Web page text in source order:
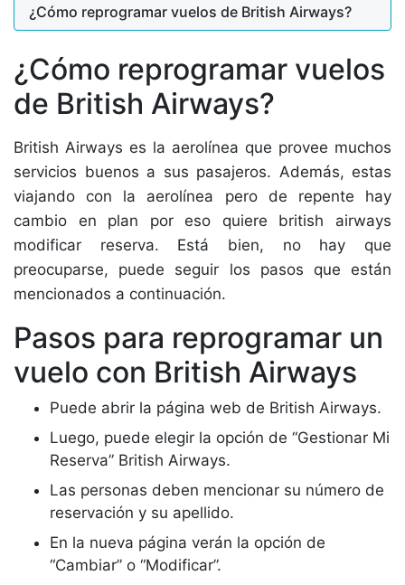
¿Cómo reprogramar vuelos de British Airways?
¿Cómo reprogramar vuelos
de British Airways?
British Airways es la aerolínea que provee muchos
servicios buenos a sus pasajeros. Además, estas
viajando con la aerolínea pero de repente hay
cambio en plan por eso quiere british airways
modificar reserva. Está bien, no hay que
preocuparse, puede seguir los pasos que están
mencionados a continuación.
Pasos para reprogramar un
vuelo con British Airways
Puede abrir la página web de British Airways.
Luego, puede elegir la opción de “Gestionar Mi
Reserva” British Airways.
Las personas deben mencionar su número de
reservación y su apellido.
En la nueva página verán la opción de
“Cambiar” o “Modificar”.